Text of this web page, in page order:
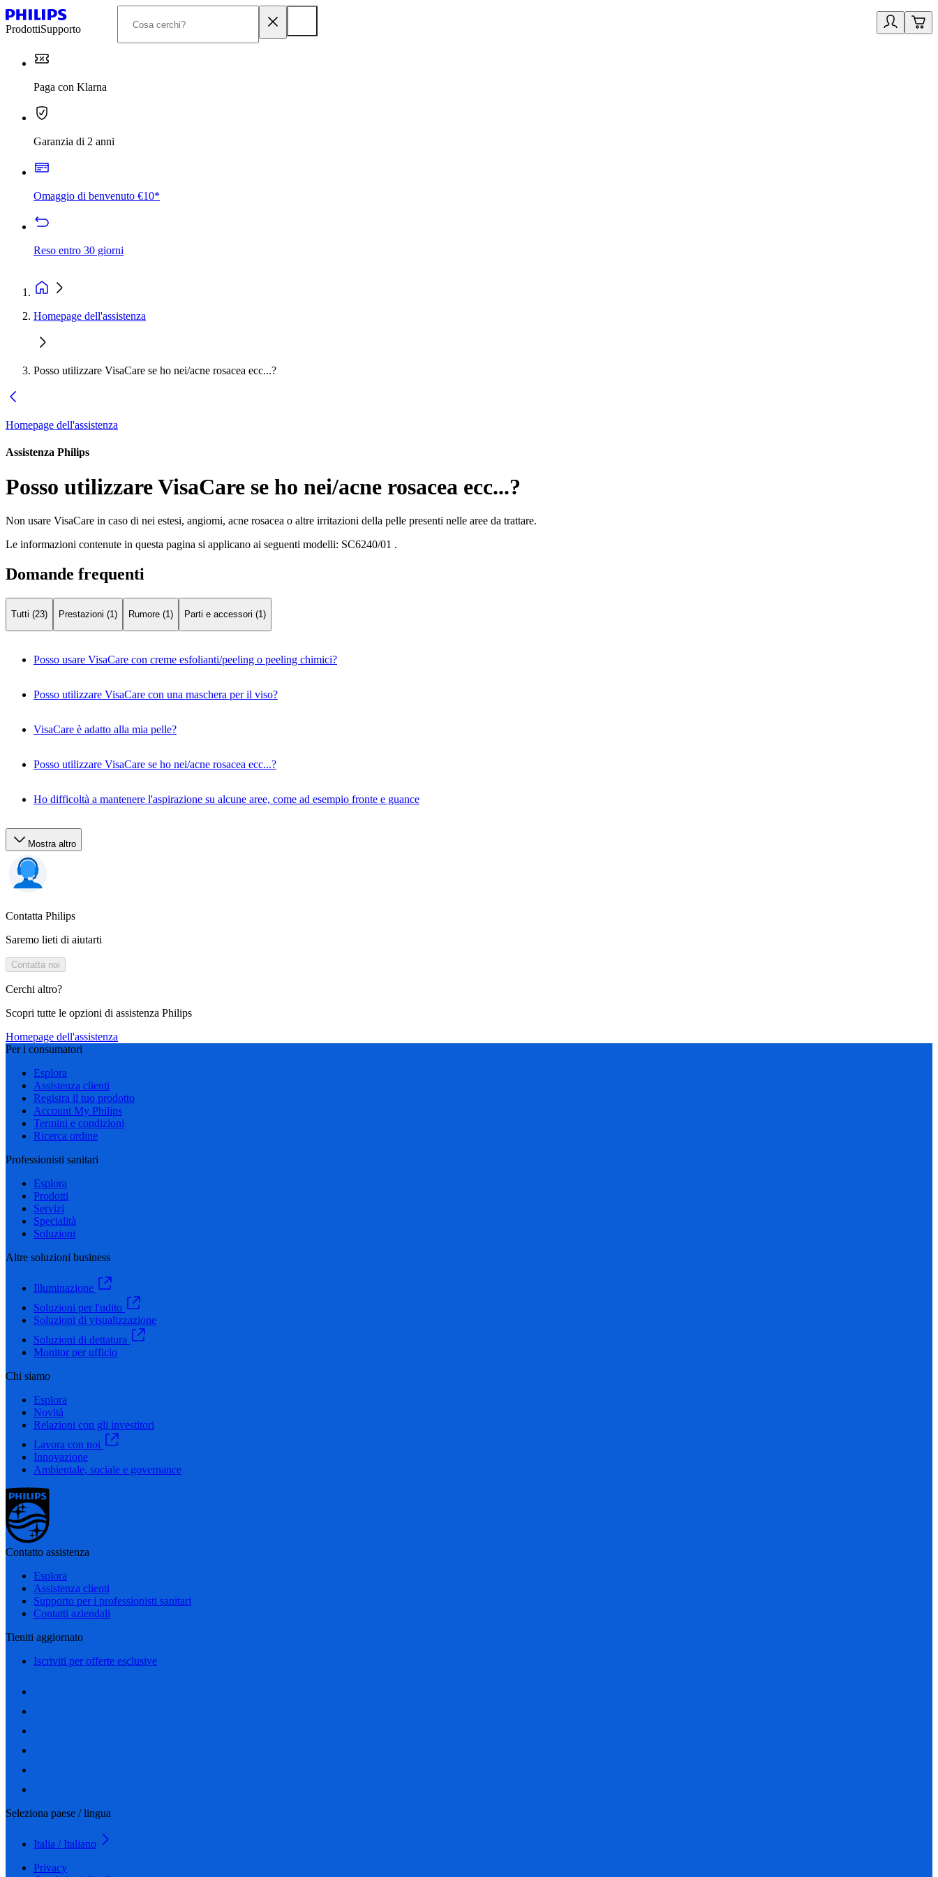
ProdottiSupporto
Paga con Klarna
Garanzia di 2 anni
Omaggio di benvenuto €10*
Reso entro 30 giorni
Homepage dell'assistenza
Posso utilizzare VisaCare se ho nei/acne rosacea ecc...?
Homepage dell'assistenza
Assistenza Philips
Posso utilizzare VisaCare se ho nei/acne rosacea ecc...?
Non usare VisaCare in caso di nei estesi, angiomi, acne rosacea o altre irritazioni della pelle presenti nelle aree da trattare.
Le informazioni contenute in questa pagina si applicano ai seguenti modelli: SC6240/01 .
Domande frequenti
Tutti (23) Prestazioni (1) Rumore (1) Parti e accessori (1)
Posso usare VisaCare con creme esfolianti/peeling o peeling chimici?
Posso utilizzare VisaCare con una maschera per il viso?
VisaCare è adatto alla mia pelle?
Posso utilizzare VisaCare se ho nei/acne rosacea ecc...?
Ho difficoltà a mantenere l'aspirazione su alcune aree, come ad esempio fronte e guance
Mostra altro
Contatta Philips
Saremo lieti di aiutarti
Contatta noi
Cerchi altro?
Scopri tutte le opzioni di assistenza Philips
Homepage dell'assistenza
Per i consumatori
Esplora
Assistenza clienti
Registra il tuo prodotto
Account My Philips
Termini e condizioni
Ricerca ordine
Professionisti sanitari
Esplora
Prodotti
Servizi
Specialità
Soluzioni
Altre soluzioni business
Illuminazione
Soluzioni per l'udito
Soluzioni di visualizzazione
Soluzioni di dettatura
Monitor per ufficio
Chi siamo
Esplora
Novità
Relazioni con gli investitori
Lavora con noi
Innovazione
Ambientale, sociale e governance
Contatto assistenza
Esplora
Assistenza clienti
Supporto per i professionisti sanitari
Contatti aziendali
Tieniti aggiornato
Iscriviti per offerte esclusive
Seleziona paese / lingua
Italia / Italiano
Privacy